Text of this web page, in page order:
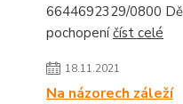
6644692329/0800
pochopeníčíst celé
18.11.2021
Na názorech záleží